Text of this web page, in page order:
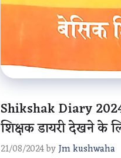
Shikshak Diary
शिक्षक डायरी देखने के
21/08/2024byJm kushwaha